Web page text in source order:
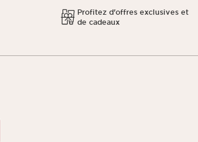
Profitez d'offres exclusives et
de cadeaux